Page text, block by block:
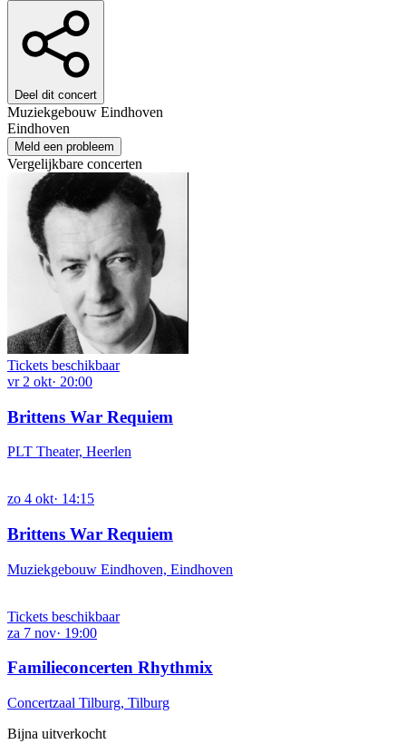
Deel dit concert
Muziekgebouw Eindhoven
Eindhoven
Meld een probleem
Vergelijkbare concerten
Tickets beschikbaar
vr 2 okt· 20:00
Brittens War Requiem
PLT Theater, Heerlen
zo 4 okt· 14:15
Brittens War Requiem
Muziekgebouw Eindhoven, Eindhoven
Tickets beschikbaar
za 7 nov· 19:00
Familieconcerten Rhythmix
Concertzaal Tilburg, Tilburg
Bijna uitverkocht